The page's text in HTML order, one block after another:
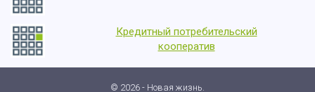
Кредитный потребительский
кооператив
© 2026 - Новая жизнь.